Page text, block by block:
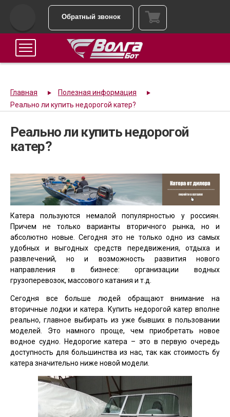
Обратный звонок
Главная
Полезная информация
Реально ли купить недорогой катер?
Реально ли купить недорогой
катер?
Катера пользуются немалой популярностью у россиян.
Причем не только варианты вторичного рынка, но и
абсолютно новые. Сегодня это не только одно из самых
удобных и выгодных средств передвижения, отдыха и
развлечений, но и возможность развития нового
направления в бизнесе: организации водных
грузоперевозок, массового катания и т.д.
Сегодня все больше людей обращают внимание на
вторичные лодки и катера. Купить недорогой катер вполне
реально, главное выбирать из уже бывших в пользовании
моделей. Это намного проще, чем приобретать новое
водное судно. Недорогие катера – это в первую очередь
доступность для большинства из нас, так как стоимость бу
катера значительно ниже новой модели.